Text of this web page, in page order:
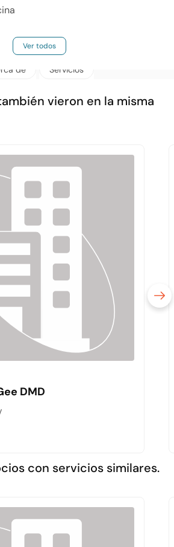
de Servicios
Ver todos
vieron en la misma
DMD
con servicios similares.